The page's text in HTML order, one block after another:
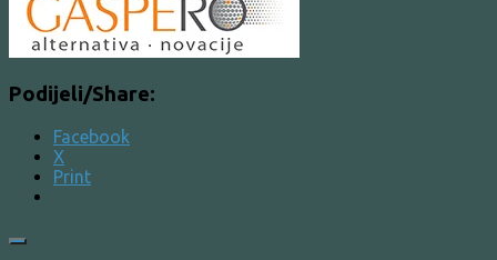
Podijeli/Share:
Facebook
X
Print